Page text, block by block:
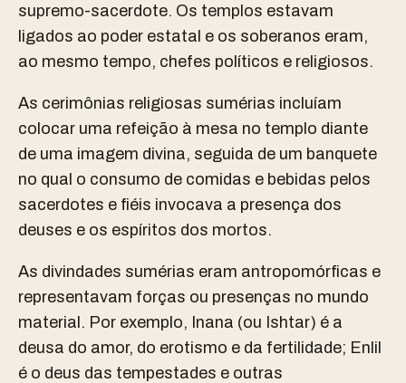
supremo-sacerdote. Os templos estavam
ligados ao poder estatal e os soberanos eram,
ao mesmo tempo, chefes políticos e religiosos.
As cerimônias religiosas sumérias incluíam
colocar uma refeição à mesa no templo diante
de uma imagem divina, seguida de um banquete
no qual o consumo de comidas e bebidas pelos
sacerdotes e fiéis invocava a presença dos
deuses e os espíritos dos mortos.
As divindades sumérias eram antropomórficas e
representavam forças ou presenças no mundo
material. Por exemplo, Inana (ou Ishtar) é a
deusa do amor, do erotismo e da fertilidade; Enlil
é o deus das tempestades e outras